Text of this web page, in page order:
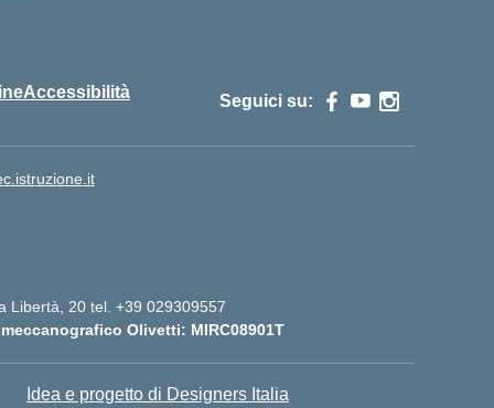
Accessibilità Seguici su:
Libertà, 20 tel. +39 029309557
Olivetti: MIRC08901T
Idea e progetto di Designers Italia